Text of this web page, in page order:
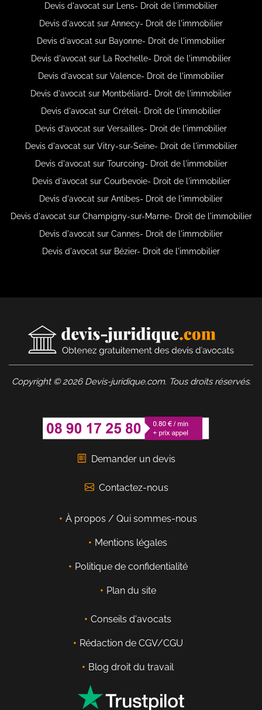
Devis d'avocat sur Lens- Droit de l'immobilier
Devis d'avocat sur Annecy- Droit de l'immobilier
Devis d'avocat sur Bayonne- Droit de l'immobilier
Devis d'avocat sur La Rochelle- Droit de l'immobilier
Devis d'avocat sur Valence- Droit de l'immobilier
Devis d'avocat sur Montbéliard- Droit de l'immobilier
Devis d'avocat sur Créteil- Droit de l'immobilier
Devis d'avocat sur Versailles- Droit de l'immobilier
Devis d'avocat sur Vitry-sur-Seine- Droit de l'immobilier
Devis d'avocat sur Tourcoing- Droit de l'immobilier
Devis d'avocat sur Courbevoie- Droit de l'immobilier
Devis d'avocat sur Antibes- Droit de l'immobilier
Devis d'avocat sur Champigny-sur-Marne- Droit de l'immobilier
Devis d'avocat sur Cannes- Droit de l'immobilier
Devis d'avocat sur Bézier- Droit de l'immobilier
Copyright © 2026 Devis-juridique.com. Tous droits réservés.
Demander un devis
Contactez-nous
À propos / Qui sommes-nous
Mentions légales
Politique de confidentialité
Plan du site
Conseils d'avocats
Rédaction de CGV/CGU
Blog droit du travail